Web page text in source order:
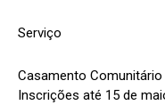
Serviço
Casamento Comunitário
Inscrições até 15 de